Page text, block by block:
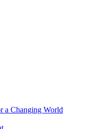
a Changing World